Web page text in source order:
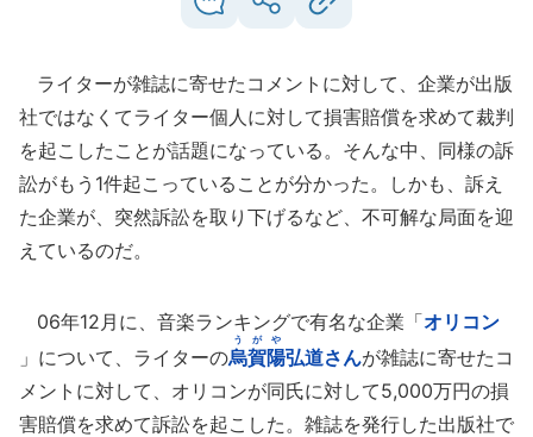
ライターが雑誌に寄せたコメントに対して、企業が出版
社ではなくてライター個人に対して損害賠償を求めて裁判
を起こしたことが話題になっている。そんな中、同様の訴
訟がもう1件起こっていることが分かった。しかも、訴え
た企業が、突然訴訟を取り下げるなど、不可解な局面を迎
えているのだ。
06年12月に、音楽ランキングで有名な企業「オリコン
」について、ライターの烏賀陽
うがや
弘道さんが雑誌に寄せたコ
メントに対して、オリコンが同氏に対して5,000万円の損
害賠償を求めて訴訟を起こした。雑誌を発行した出版社で